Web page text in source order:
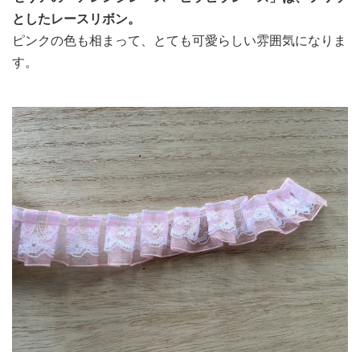
としたレースリボン。
ピンクの色も相まって、とても可愛らしい雰囲気になりま
す。